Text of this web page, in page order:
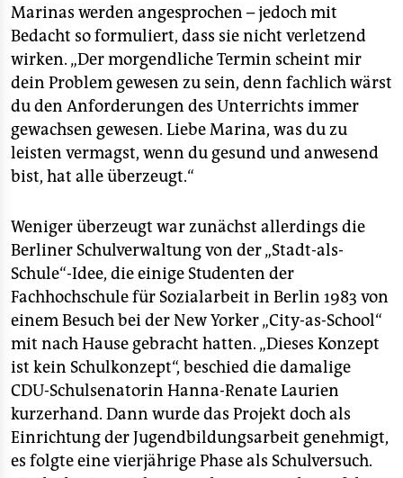
Marinas werden angesprochen – jedoch mit
Bedacht so formuliert, dass sie nicht verletzend
wirken. „Der morgendliche Termin scheint mir
dein Problem gewesen zu sein, denn fachlich wärst
du den Anforderungen des Unterrichts immer
gewachsen gewesen. Liebe Marina, was du zu
leisten vermagst, wenn du gesund und anwesend
bist, hat alle überzeugt.“
Weniger überzeugt war zunächst allerdings die
Berliner Schulverwaltung von der „Stadt-als-
Schule“-Idee, die einige Studenten der
Fachhochschule für Sozialarbeit in Berlin 1983 von
einem Besuch bei der New Yorker „City-as-School“
mit nach Hause gebracht hatten. „Dieses Konzept
ist kein Schulkonzept“, beschied die damalige
CDU-Schulsenatorin Hanna-Renate Laurien
kurzerhand. Dann wurde das Projekt doch als
Einrichtung der Jugendbildungsarbeit genehmigt,
es folgte eine vierjährige Phase als Schulversuch.